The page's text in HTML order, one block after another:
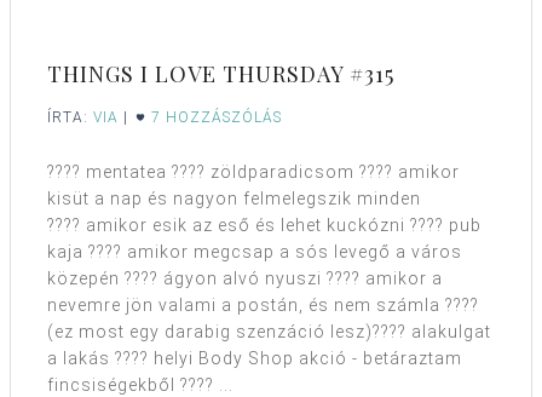
THINGS I LOVE THURSDAY #315
ÍRTA: VIA 7 HOZZÁSZÓLÁS
???? mentatea ???? zöldparadicsom ???? amikor
kisüt a nap és nagyon felmelegszik minden
???? amikor esik az eső és lehet kuckózni ???? pub
kaja ???? amikor megcsap a sós levegő a város
közepén ???? ágyon alvó nyuszi ???? amikor a
nevemre jön valami a postán, és nem számla ????
(ez most egy darabig szenzáció lesz)???? alakulgat
a lakás ???? helyi Body Shop akció - betáraztam
fincsiségekből ???? ...